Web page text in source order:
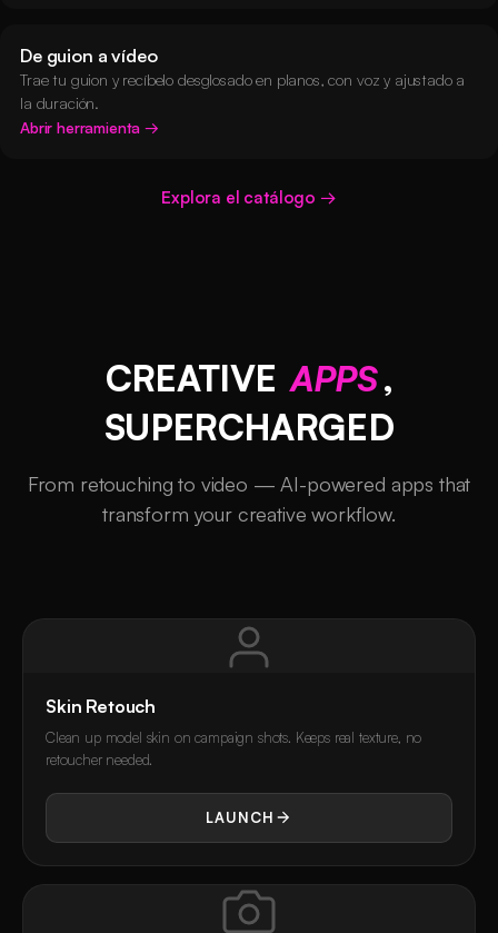
De guion a vídeo
Trae tu guion y recíbelo desglosado en planos, con voz y ajustado a
la duración.
Abrir herramienta
Explora el catálogo
CREATIVE APPS,
SUPERCHARGED
From retouching to video — AI-powered apps that
transform your creative workflow.
Skin Retouch
Clean up model skin on campaign shots. Keeps real texture, no
retoucher needed.
LAUNCH